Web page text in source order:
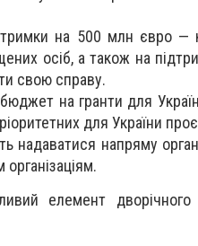
на 500 млн євро
осіб, а також на
свою справу.
бюджет на гранти для
для України
надаватися напряму
елемент дворічного